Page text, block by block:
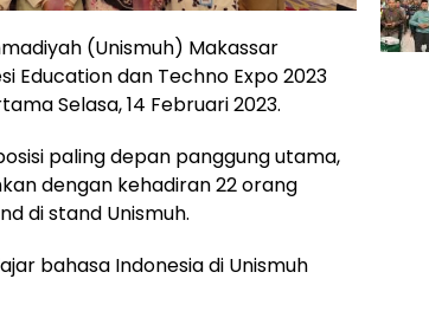
(Unismuh) Makassar
Education dan Techno Expo 2023
Selasa, 14 Februari 2023.
paling depan panggung utama,
dengan kehadiran 22 orang
di stand Unismuh.
bahasa Indonesia di Unismuh